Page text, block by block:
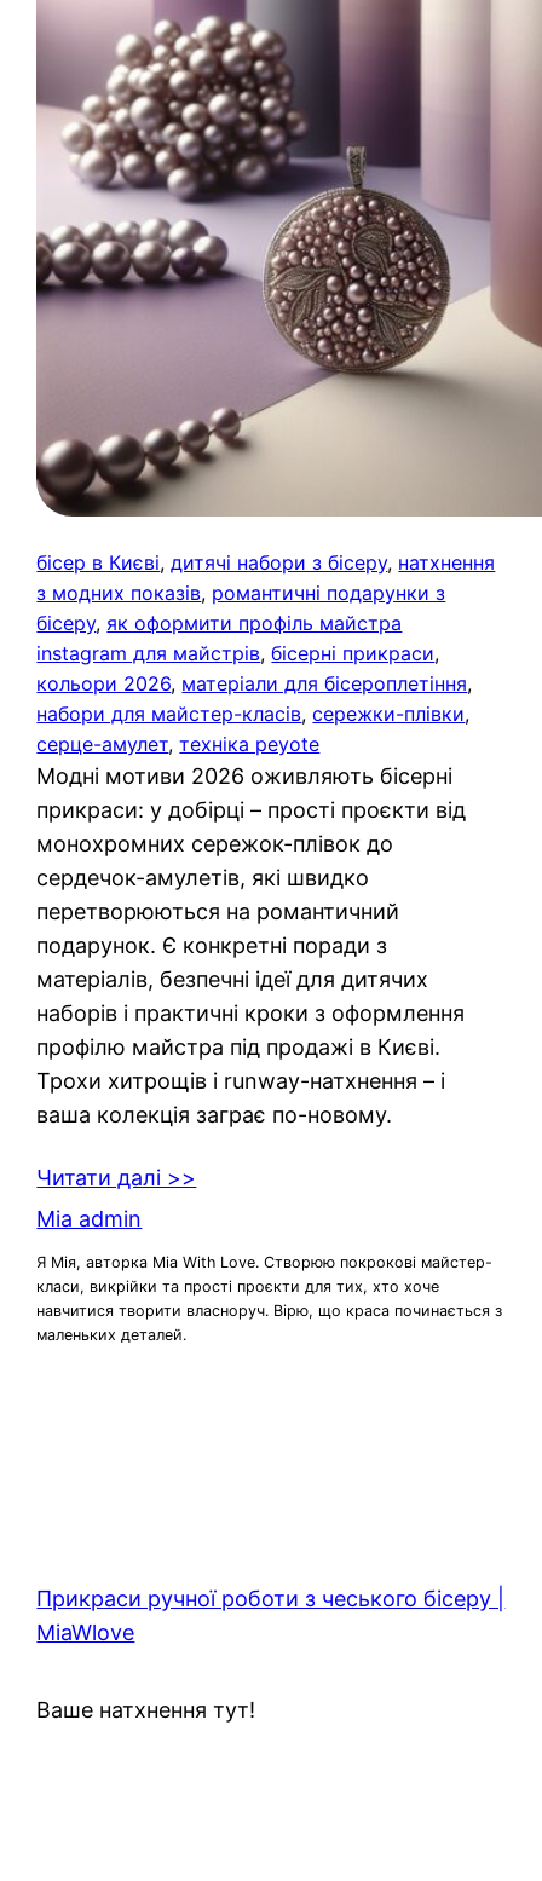
бісер в Києві, дитячі набори з бісеру, натхнення
з модних показів, романтичні подарунки з
бісеру, як оформити профіль майстра
instagram для майстрів, бісерні прикраси
кольори 2026, матеріали для бісероплетіння
набори для майстер-класів, сережки-плівки
серце-амулет, техніка peyote
Модні мотиви 2026 оживляють бісерні
прикраси: у добірці – прості проєкти від
монохромних сережок-плівок до
сердечок-амулетів, які швидко
перетворюються на романтичний
подарунок. Є конкретні поради з
матеріалів, безпечні ідеї для дитячих
наборів і практичні кроки з оформлення
профілю майстра під продажі в Києві.
Трохи хитрощів і runway-натхнення – і
ваша колекція заграє по-новому.
Читати далі >>
Mia admin
Я Мія, авторка Mia With Love. Створюю покрокові майстер-
класи, викрійки та прості проєкти для тих, хто хоче
навчитися творити власноруч. Вірю, що краса починається з
маленьких деталей.
Прикраси ручної роботи з чеського бісеру |
MiaWlove
Ваше натхнення тут!